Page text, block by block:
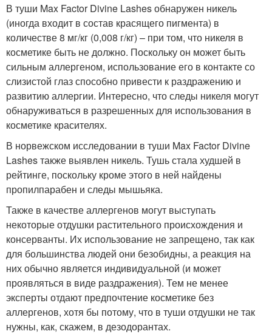
В туши Max Factor Divine Lashes обнаружен никель
(иногда входит в состав красящего пигмента) в
количестве 8 мг/кг (0,008 г/кг) – при том, что никеля в
косметике быть не должно. Поскольку он может быть
сильным аллергеном, использование его в контакте со
слизистой глаз способно привести к раздражению и
развитию аллергии. Интересно, что следы никеля могут
обнаруживаться в разрешенных для использования в
косметике красителях.
В норвежском исследовании в туши Max Factor Divine
Lashes также выявлен никель. Тушь стала худшей в
рейтинге, поскольку кроме этого в ней найдены
пропилпарабен и следы мышьяка.
Также в качестве аллергенов могут выступать
некоторые отдушки растительного происхождения и
консерванты. Их использование не запрещено, так как
для большинства людей они безобидны, а реакция на
них обычно является индивидуальной (и может
проявляться в виде раздражения). Тем не менее
эксперты отдают предпочтение косметике без
аллергенов, хотя бы потому, что в туши отдушки не так
нужны, как, скажем, в дезодорантах.